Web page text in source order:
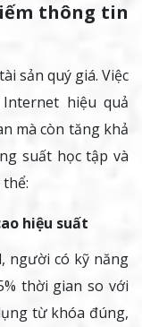
thông tin
sản quý giá. Việc
hiệu quả
mà còn tăng khả
suất học tập và
hiệu suất
người có kỹ năng
thời gian so với
từ khóa đúng,